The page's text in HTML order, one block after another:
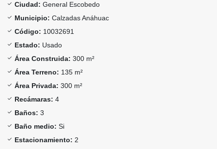
Ciudad: General Escobedo
Municipio: Calzadas Anáhuac
Código: 10032691
Estado: Usado
Área Construida: 300 m²
Área Terreno: 135 m²
Área Privada: 300 m²
Recámaras: 4
Baños: 3
Baño medio: Si
Estacionamiento: 2